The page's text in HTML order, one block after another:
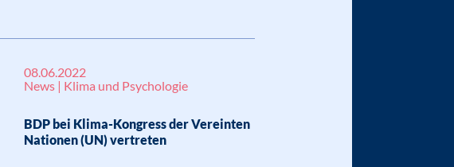
08.06.2022
News | Klima und Psychologie
BDP bei Klima-Kongress der Vereinten
Nationen (UN) vertreten